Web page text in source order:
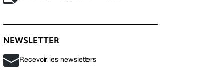
NEWSLETTER
Recevoir les newsletters